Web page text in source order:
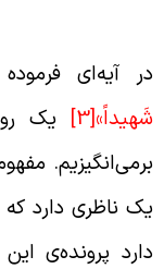
آیه‌ای
[3]
یک
ناظری دارد که
پرونده‌ی